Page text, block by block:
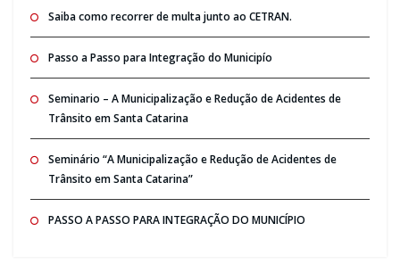
Saiba como recorrer de multa junto ao CETRAN.
Passo a Passo para Integração do Municipío
Seminario – A Municipalização e Redução de Acidentes de
Trânsito em Santa Catarina
Seminário “A Municipalização e Redução de Acidentes de
Trânsito em Santa Catarina”
PASSO A PASSO PARA INTEGRAÇÃO DO MUNICÍPIO